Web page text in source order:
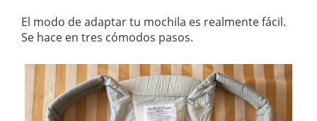
El modo de adaptar tu mochila es realmente fácil.
Se hace en tres cómodos pasos.